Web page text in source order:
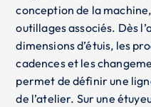
conception de la
outillages associés. Dès
dimensions d’étuis, les
cadences et les
permet de définir une
de l’atelier. Sur une